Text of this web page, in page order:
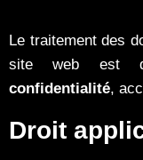
Le traitement des
site web est
confidentialité,
Droit